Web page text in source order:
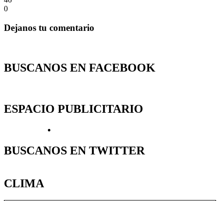
0
Dejanos tu comentario
BUSCANOS EN FACEBOOK
ESPACIO PUBLICITARIO
BUSCANOS EN TWITTER
CLIMA